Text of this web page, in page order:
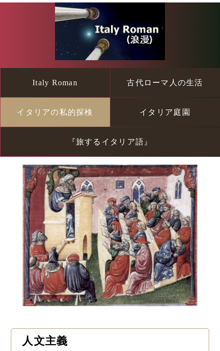
Italy Roman 古代ローマ人の生活
イタリアの私的探検 イタリア庭園
『旅するイタリア語』
人文主義